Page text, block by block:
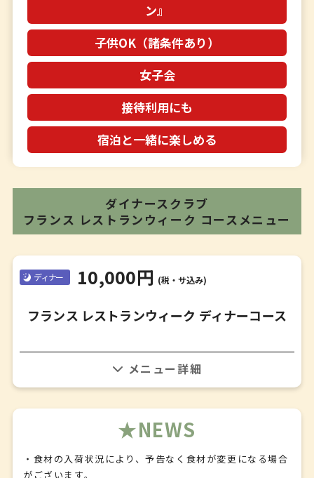
ン』
子供OK（諸条件あり）
女子会
接待利用にも
宿泊と一緒に楽しめる
ダイナースクラブ
フランス レストランウィーク コースメニュー
ディナー 10,000円 (税・サ込み)
フランス レストランウィーク ディナーコース
【オードブル】
【魚料理】
本日の鮮魚と牛蒡
NEWS
・食材の入荷状況により、予告なく食材が変更になる場合
がございます。